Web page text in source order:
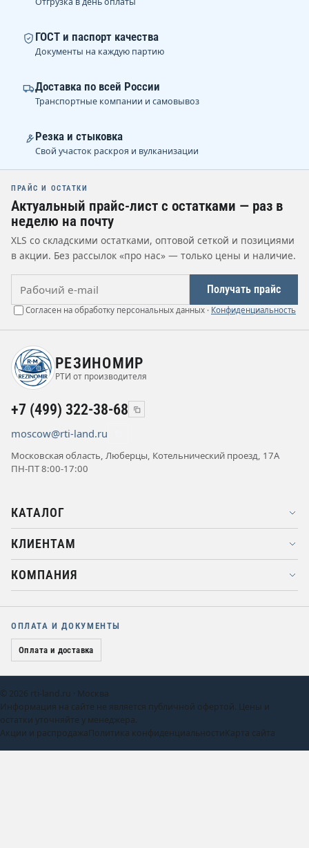
ГОСТ и паспорт качества
Документы на каждую партию
Доставка по всей России
Транспортные компании и самовывоз
Резка и стыковка
Свой участок раскроя и вулканизации
ПРАЙС И ОСТАТКИ
Актуальный прайс-лист с остатками — раз в
неделю на почту
XLS со складскими остатками, оптовой сеткой и позициями
в акции. Без рассылок «про нас» — только цены и наличие.
Получать прайс
Согласен на обработку персональных данных · Конфиденциальность
РЕЗИНОМИР
РТИ от производителя
+7 (499) 322-38-68
moscow@rti-land.ru
Московская область, Люберцы, Котельнический проезд, 17А
ПН-ПТ 8:00-17:00
КАТАЛОГ
КЛИЕНТАМ
КОМПАНИЯ
ОПЛАТА И ДОКУМЕНТЫ
Оплата и доставка
© 2026 rti-land.ru · Москва
Информация на сайте не является публичной офертой. Цены и
остатки уточняйте у менеджера.
Акции и распродажаПолитика конфиденциальностиКарта сайта